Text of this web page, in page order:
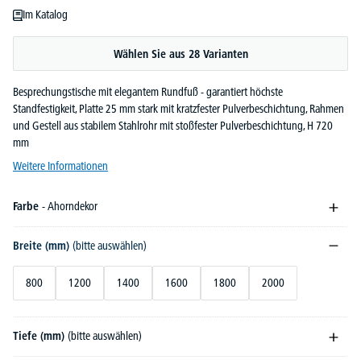
Im Katalog
Wählen Sie aus 28 Varianten
Besprechungstische mit elegantem Rundfuß - garantiert höchste
Standfestigkeit, Platte 25 mm stark mit kratzfester Pulverbeschichtung, Rahmen
und Gestell aus stabilem Stahlrohr mit stoßfester Pulverbeschichtung, H 720
mm
Weitere Informationen
Farbe - Ahorndekor
Breite (mm) (bitte auswählen)
800 1200 1400 1600 1800 2000
Tiefe (mm) (bitte auswählen)